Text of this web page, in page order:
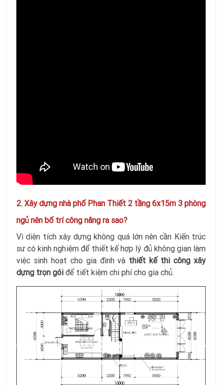
2. Xây dựng nhà phố Phan Thiết 2 tầng 6x15m 3 phòng
ngủ nên bố trí công năng ra sao?
Vì diện tích xây dựng không quá lớn nên cần Kiến trúc
sư có kinh nghiệm để thiết kế hợp lý đủ không gian làm
việc sinh hoạt cho gia đình và thiết kế thi công xây
dựng trọn gói để tiết kiệm chi phí cho gia chủ.